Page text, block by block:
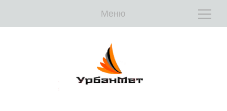
Меню